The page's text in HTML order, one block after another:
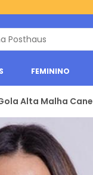
FEMININO
Alta Malha